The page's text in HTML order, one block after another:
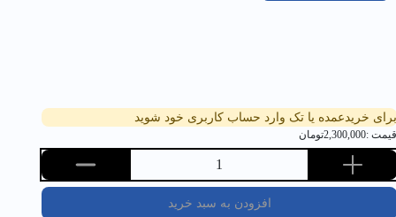
برای خریدعمده یا تک وارد حساب کاربری خود شوید
قیمت :2,300,000تومان
1
افزودن به سبد خرید